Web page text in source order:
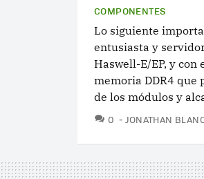
COMPONENTES
Lo siguiente
entusiasta y
Haswell-E/EP, y
memoria DDR4
de los módulos y
0 COMENTARIOS
JONATHAN